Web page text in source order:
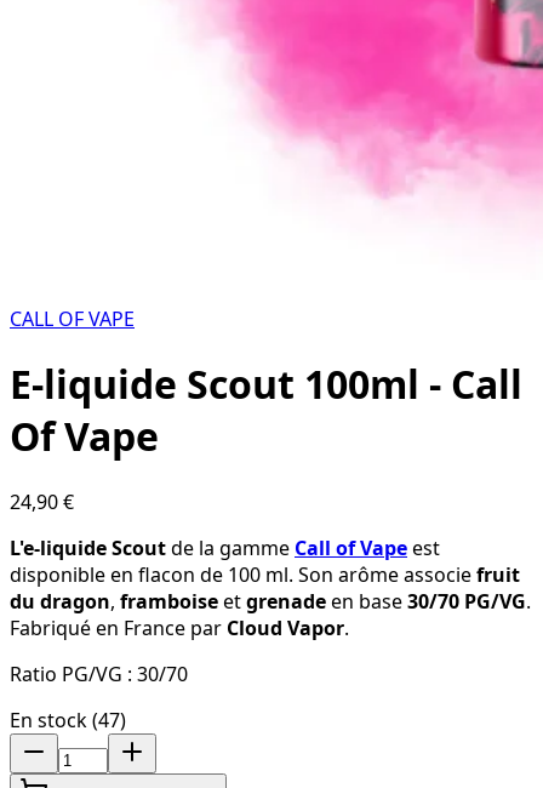
CALL OF VAPE
E-liquide Scout 100ml - Call
Of Vape
24,90 €
L'e-liquide Scoutde la gamme Call of Vapeest
disponible en flacon de 100 ml. Son arôme associefruit
du dragon, framboiseetgrenadeen base30/70 PG/VG.
Fabriqué en France par Cloud Vapor.
Ratio PG/VG : 30/70
En stock (47)